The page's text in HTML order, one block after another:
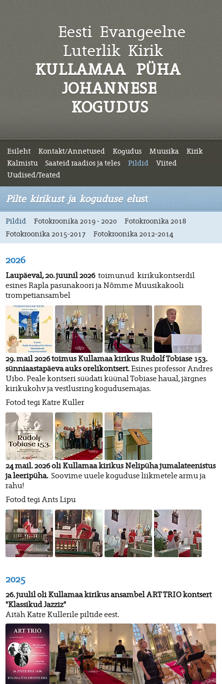
Eesti Evangeelne
Luterlik Kirik
KULLAMAA PÜHA
JOHANNESE
KOGUDUS
Esileht Kontakt/Annetused Kogudus Muusika
Kirik
Kalmistu
Saateid raadios ja teles Pildid
Viited
Uudised/Teated
Pilte kirikust ja koguduse elust
Pildid Fotokroonika 2019 - 2020
Fotokroonika 2018
Fotokroonika 2015-2017
Fotokroonika 2012-2014
2026
Laupäeval, 20. juunil 2026toimunud kirikukontserdil
esines Rapla pasunakoori ja Nõmme Muusikakooli
trompetiansambel
29. mail 2026 toimus Kullamaa kirikus Rudolf Tobiase 153.
sünniaastapäeva auks orelikontsert.Esines professor Andres
Uibo. Peale kontseri süüdati küünal Tobiase haual, järgnes
kirikukohv ja vestlusring kogudusemajas.
Fotod tegi Katre Kuller
24 mail. 2026 oli Kullamaa kirikus Nelipüha jumalateenistus
ja leeripüha. Soovime uuele koguduse liikmetele armu ja
rahu!
Fotod tegi Ants Lipu
2025
26. juulil oli Kullamaa kirikus ansambel ART TRIO kontsert
"Klassikud Jazziz"
Aitäh Katre Kullerile piltide eest.